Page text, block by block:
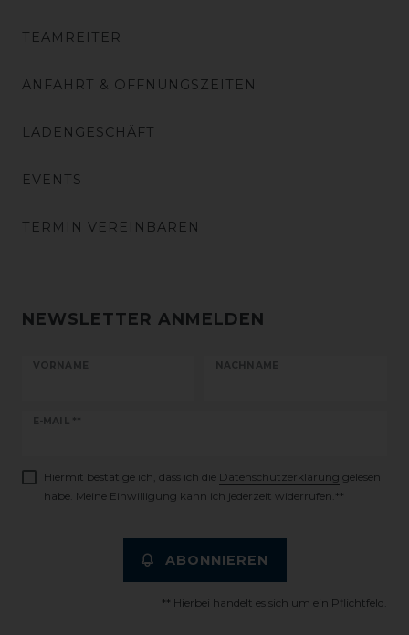
TEAMREITER
ANFAHRT & ÖFFNUNGSZEITEN
LADENGESCHÄFT
EVENTS
TERMIN VEREINBAREN
NEWSLETTER ANMELDEN
VORNAME NACHNAME
E-MAIL **
Newsletter
Hiermit bestätige ich, dass ich die Daten­schutz­erklärung gelesen
habe. Meine Einwilligung kann ich jederzeit widerrufen.**
ABONNIEREN
** Hierbei handelt es sich um ein Pflichtfeld.